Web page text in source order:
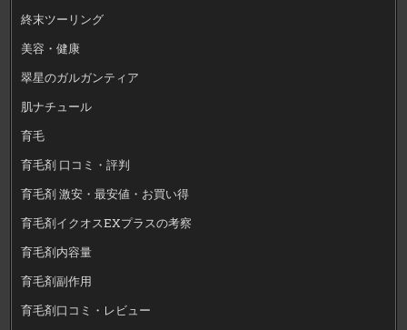
終末ツーリング
美容・健康
翠星のガルガンティア
肌ナチュール
育毛
育毛剤 口コミ・評判
育毛剤 激安・最安値・お買い得
育毛剤イクオスEXプラスの考察
育毛剤内容量
育毛剤副作用
育毛剤口コミ・レビュー